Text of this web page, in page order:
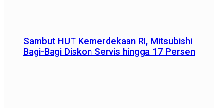
Sambut HUT Kemerdekaan RI, Mitsubishi
Bagi-Bagi Diskon Servis hingga 17 Persen